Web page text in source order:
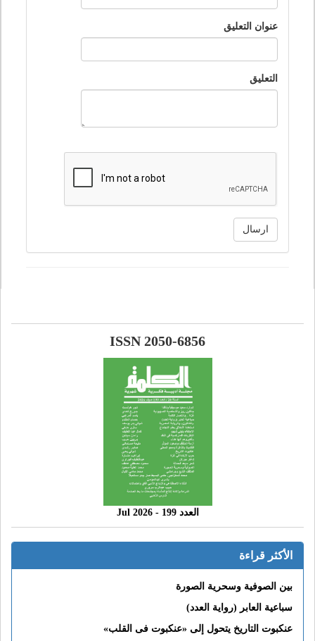
عنوان التعليق
التعليق
ارسال
ISSN 2050-6856
العدد 199 - 2026 Jul
الأكثر قراءة
بين الصوفية وسحرية الصورة
سباعية العابر (رواية العدد)
عنكبوت التاريخ يتحول إلى «عنكبوت فى القلب»